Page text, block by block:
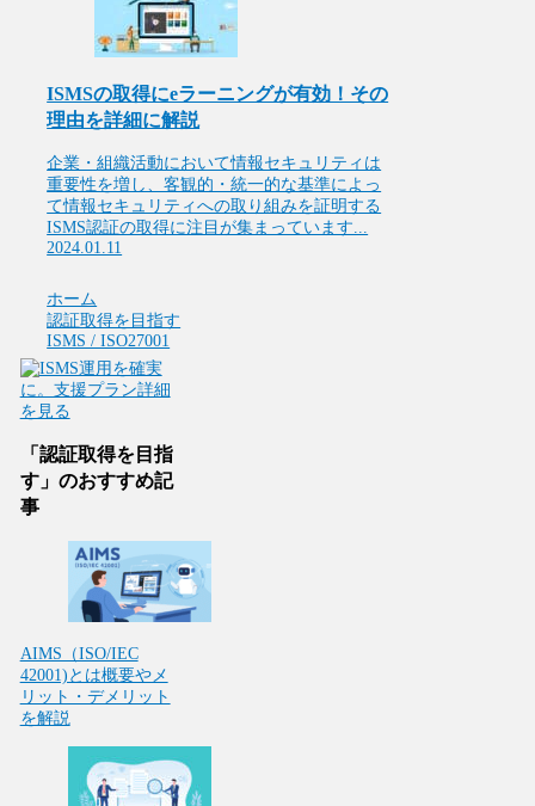
ISMSの取得にeラーニングが有効！その
理由を詳細に解説
企業・組織活動において情報セキュリティは
重要性を増し、客観的・統一的な基準によっ
て情報セキュリティへの取り組みを証明する
ISMS認証の取得に注目が集まっています...
2024.01.11
ホーム
認証取得を目指す
ISMS / ISO27001
「認証取得を目指
す」のおすすめ記
事
AIMS（ISO/IEC
42001)とは概要やメ
リット・デメリット
を解説